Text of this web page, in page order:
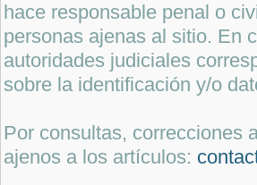
hace responsable penal o
personas ajenas al sitio. En
autoridades judiciales
sobre la identificación y/o
Por consultas, correcciones
ajenos a los artículos: